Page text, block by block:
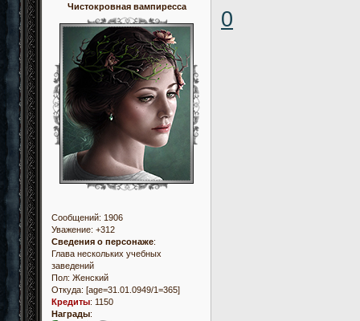
Чистокровная вампиресса
Сообщений: 1906
Уважение: +312
Сведения о персонаже:
Глава нескольких учебных
заведений
Пол: Женский
Откуда: [age=31.01.0949/1=365]
Кредиты: 1150
Награды:
0